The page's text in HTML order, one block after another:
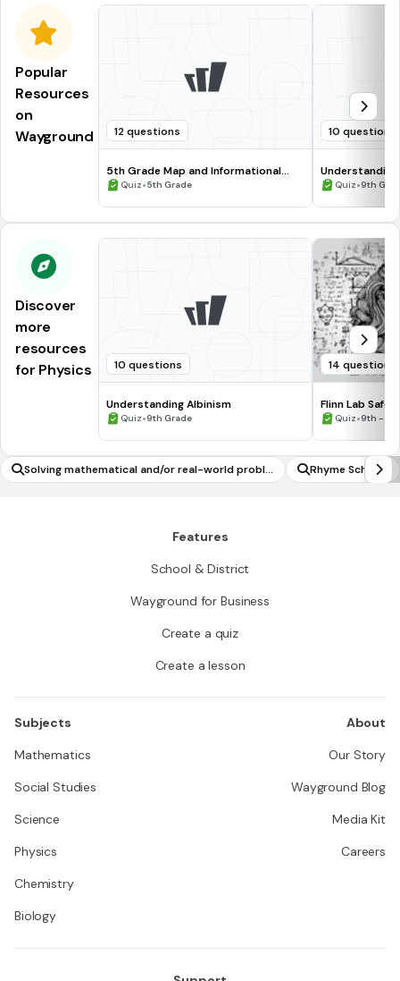
Popular
Resources
on
Wayground
12 questions
5th Grade Map and Informational
Processing Skills
Quiz•5th Grade
10 questions
Quiz•9th
Discover
more
resources
for Physics
10 questions
Understanding Albinism
Quiz•9th Grade
14 questions
Flinn Lab
Quiz•9th -
Solving mathematical and/or real-world proble
ms involving surface area of cubes and cuboids
Rhyme Scheme
Features
School & District
Wayground for Business
Create a quiz
Create a lesson
Subjects
Mathematics
Social Studies
Science
Physics
Chemistry
Biology
About
Our Story
Wayground Blog
Media Kit
Careers